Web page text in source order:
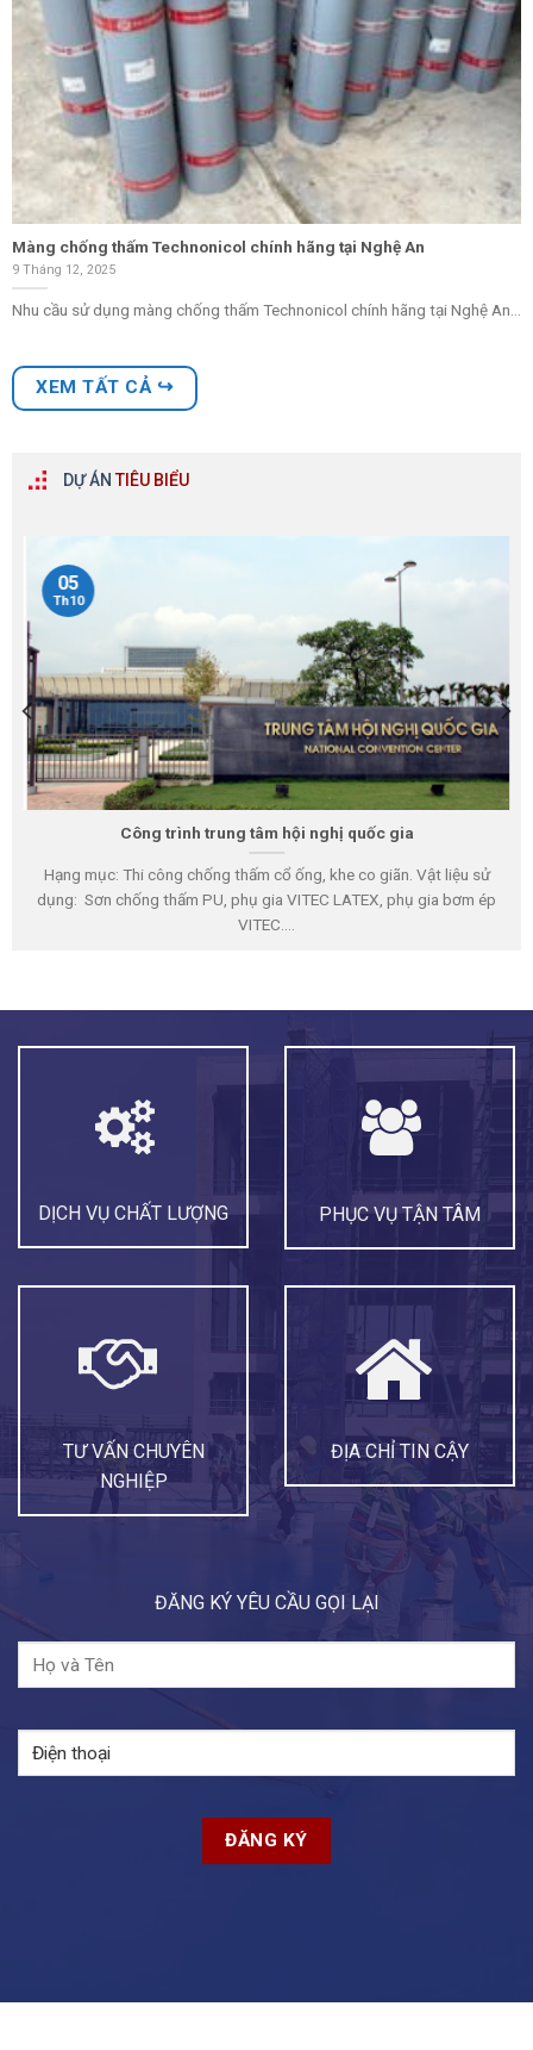
Màng chống thấm Technonicol chính hãng tại Nghệ An
9 Tháng 12, 2025
Nhu cầu sử dụng màng chống thấm Technonicol chính hãng tại Nghệ An...
XEM TẤT CẢ ↪
DỰ ÁN TIÊU BIỂU
Công trình trung tâm hội nghị quốc gia
Hạng mục: Thi công chống thấm cổ ống, khe co giãn. Vật liệu sử
dụng: Sơn chống thấm PU, phụ gia VITEC LATEX, phụ gia bơm ép
VITEC....
05
Th10
DỊCH VỤ CHẤT LƯỢNG PHỤC VỤ TẬN TÂM
TƯ VẤN CHUYÊN
NGHIỆP
ĐỊA CHỈ TIN CẬY
ĐĂNG KÝ YÊU CẦU GỌI LẠI